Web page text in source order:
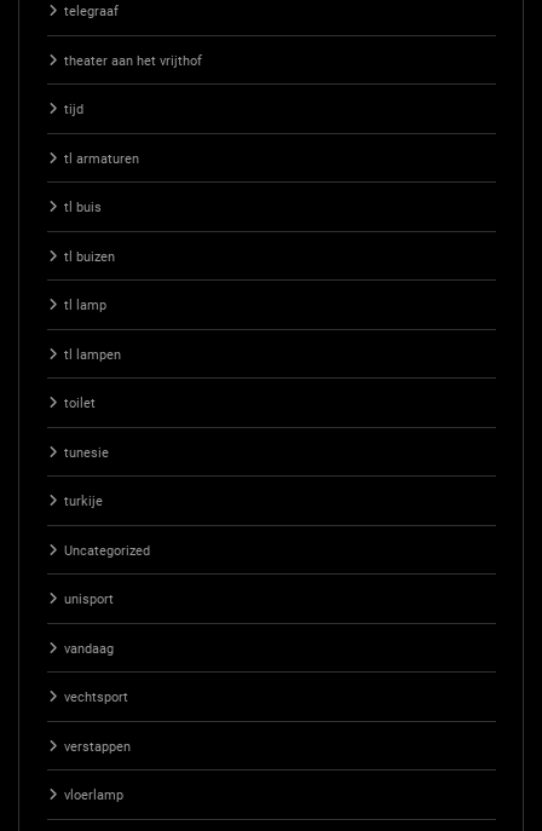
telegraaf
theater aan het vrijthof
tijd
tl armaturen
tl buis
tl buizen
tl lamp
tl lampen
toilet
tunesie
turkije
Uncategorized
unisport
vandaag
vechtsport
verstappen
vloerlamp